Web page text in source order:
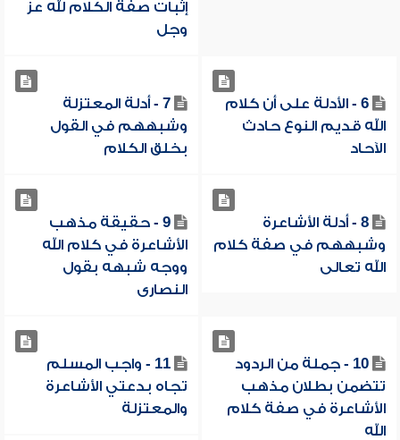
إثبات صفة الكلام لله عز
وجل
6 - الأدلة على أن كلام
الله قديم النوع حادث
الآحاد
7 - أدلة المعتزلة
وشبههم في القول
بخلق الكلام
8 - أدلة الأشاعرة
وشبههم في صفة كلام
الله تعالى
9 - حقيقة مذهب
الأشاعرة في كلام الله
ووجه شبهه بقول
النصارى
10 - جملة من الردود
تتضمن بطلان مذهب
الأشاعرة في صفة كلام
الله
11 - واجب المسلم
تجاه بدعتي الأشاعرة
والمعتزلة